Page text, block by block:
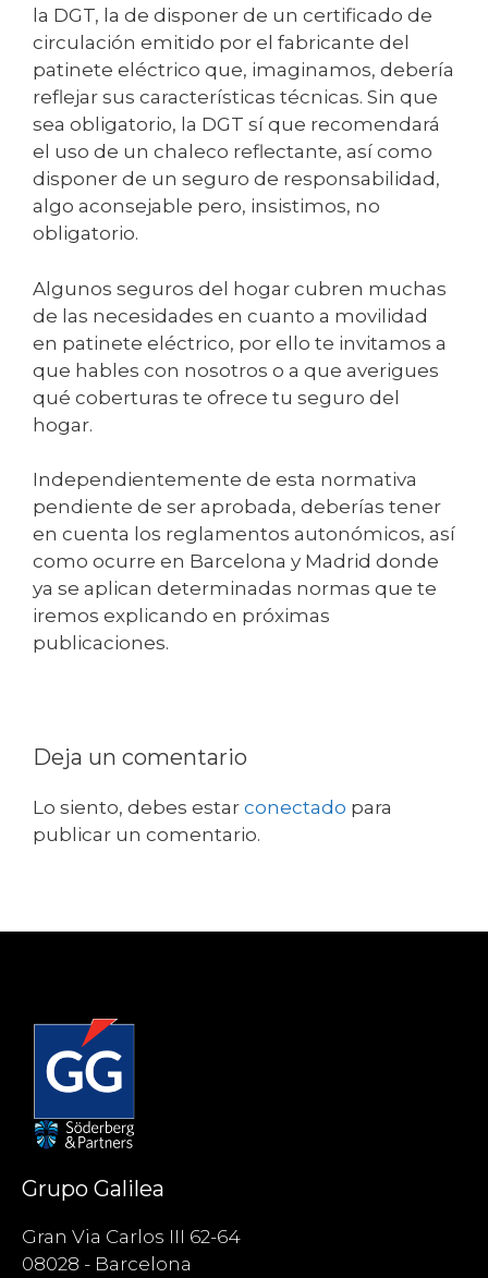
la DGT, la de disponer de un certificado de
circulación emitido por el fabricante del
patinete eléctrico que, imaginamos, debería
reflejar sus características técnicas. Sin que
sea obligatorio, la DGT sí que recomendará
el uso de un chaleco reflectante, así como
disponer de un seguro de responsabilidad,
algo aconsejable pero, insistimos, no
obligatorio.
Algunos seguros del hogar cubren muchas
de las necesidades en cuanto a movilidad
en patinete eléctrico, por ello te invitamos a
que hables con nosotros o a que averigues
qué coberturas te ofrece tu seguro del
hogar.
Independientemente de esta normativa
pendiente de ser aprobada, deberías tener
en cuenta los reglamentos autonómicos, así
como ocurre en Barcelona y Madrid donde
ya se aplican determinadas normas que te
iremos explicando en próximas
publicaciones.
Deja un comentario
Lo siento, debes estar conectado para
publicar un comentario.
Grupo Galilea
Gran Via Carlos III 62-64
08028 - Barcelona